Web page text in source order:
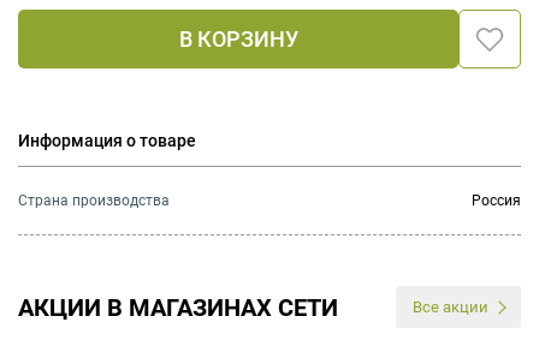
В КОРЗИНУ
Информация о товаре
Страна производства Россия
АКЦИИ В МАГАЗИНАХ СЕТИ Все акции